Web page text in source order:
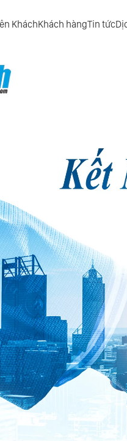
KháchKhách hàngTin tức